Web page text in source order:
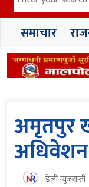
समाचार
अमृतपुर
डेली न्युजराप्ती